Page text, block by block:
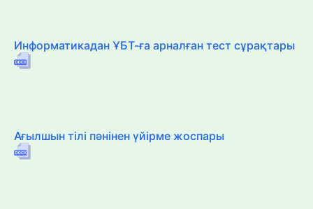
Информатикадан ҰБТ-ға арналған тест сұрақтары
Ағылшын тілі пәнінен үйірме жоспары